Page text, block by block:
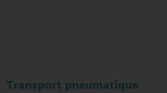
Transport pneumatique